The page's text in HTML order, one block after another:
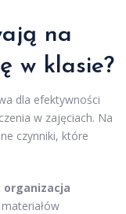
na
w klasie?
dla efektywności
w zajęciach. Na
czynniki, które
organizacja